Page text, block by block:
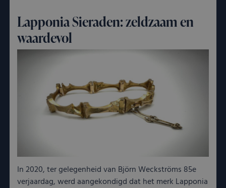
Lapponia Sieraden: zeldzaam en
waardevol
In 2020, ter gelegenheid van Björn Weckströms 85e
verjaardag, werd aangekondigd dat het merk Lapponia